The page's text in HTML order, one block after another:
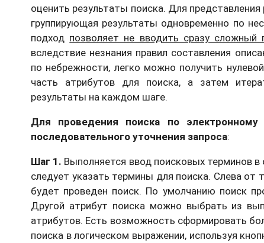
оценить результаты поиска. Для
группирующая результаты одновременно по
подход позволяет не вводить сразу сложный
вследствие незнания правил составления
по небрежности, легко можно получить
часть атрибутов для поиска, а затем
результаты на каждом шаге.
Для проведения поиска по электронному
последовательного уточнения запроса:
Шаг 1. Выполняется ввод поисковых терминов
следует указать термины для поиска. Слева
будет проведен поиск. По умолчанию поиск
Другой атрибут поиска можно выбрать из
атрибутов. Есть возможность сформировать
поиска в логическом выражении, используя